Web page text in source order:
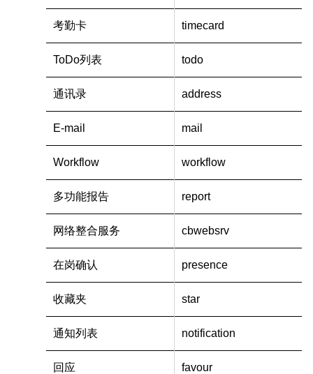
考勤卡 timecard
ToDo列表 todo
通讯录 address
E-mail mail
Workflow workflow
多功能报告 report
网络整合服务 cbwebsrv
在岗确认 presence
收藏夹 star
通知列表 notification
回应 favour